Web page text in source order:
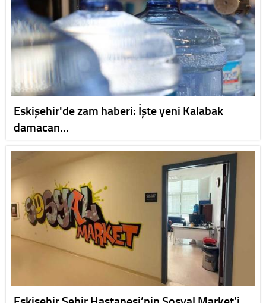
Eskişehir'de zam haberi: İşte yeni Kalabak
damacan…